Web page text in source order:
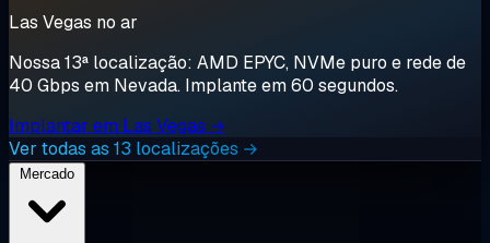
Las Vegas no ar
Nossa 13ª localização: AMD EPYC, NVMe puro e rede de
40 Gbps em Nevada. Implante em 60 segundos.
Implantar em Las Vegas →
Ver todas as 13 localizações →